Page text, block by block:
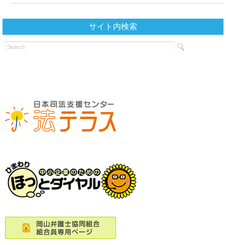
サイト内検索